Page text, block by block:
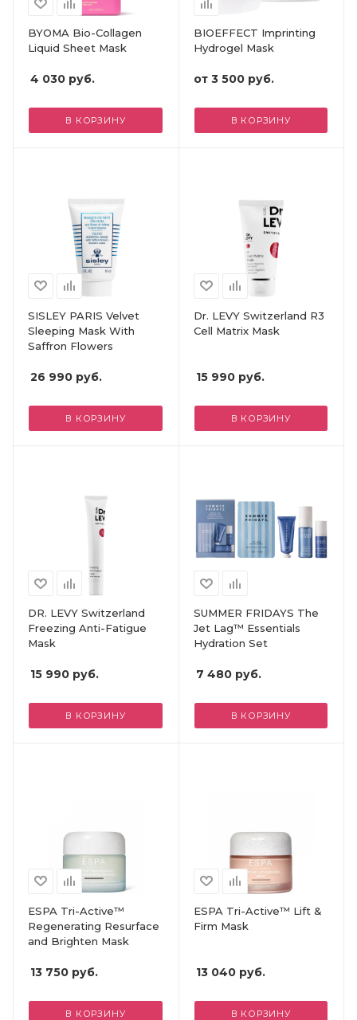
BYOMA Bio-Collagen
Liquid Sheet Mask
4 030 руб.
В КОРЗИНУ
BIOEFFECT Imprinting
Hydrogel Mask
от 3 500 руб.
В КОРЗИНУ
SISLEY PARIS Velvet
Sleeping Mask With
Saffron Flowers
26 990 руб.
В КОРЗИНУ
Dr. LEVY Switzerland R3
Cell Matrix Mask
15 990руб.
В КОРЗИНУ
DR. LEVY Switzerland
Freezing Anti-Fatigue
Mask
15 990 руб.
В КОРЗИНУ
SUMMER FRIDAYS The
Jet Lag™ Essentials
Hydration Set
7 480руб.
В КОРЗИНУ
ESPA Tri-Active™
Regenerating Resurface
and Brighten Mask
13 750 руб.
В КОРЗИНУ
ESPA Tri-Active™ Lift &
Firm Mask
13 040руб.
В КОРЗИНУ